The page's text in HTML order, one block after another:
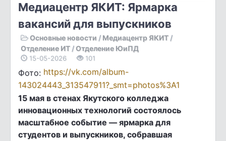
Медиацентр ЯКИТ: Ярмарка
вакансий для выпускников
Основные новости / Медиацентр ЯКИТ /
Отделение ИТ / Отделение ЮиПД
15-05-2026 101
Фото: https://vk.com/album-
143024443_313547911?_smt=photos%3A1
15 мая в стенах Якутского колледжа
инновационных технологий состоялось
масштабное событие — ярмарка для
студентов и выпускников, собравшая